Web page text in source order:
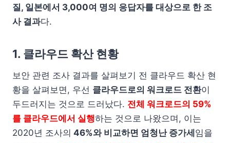
질, 일본에서 3,000여 명의 응답자를 대상으로 한 조
사 결과다.
1. 클라우드 확산 현황
보안 관련 조사 결과를 살펴보기 전 클라우드 확산 현
황을 살펴보면, 우선 클라우드로의 워크로드 전환이
두드러지는 것으로 드러났다. 전체 워크로드의 59%
를 클라우드에서 실행하는 것으로 나왔으며, 이는
2020년 조사의 46%와 비교하면 엄청난 증가세임을